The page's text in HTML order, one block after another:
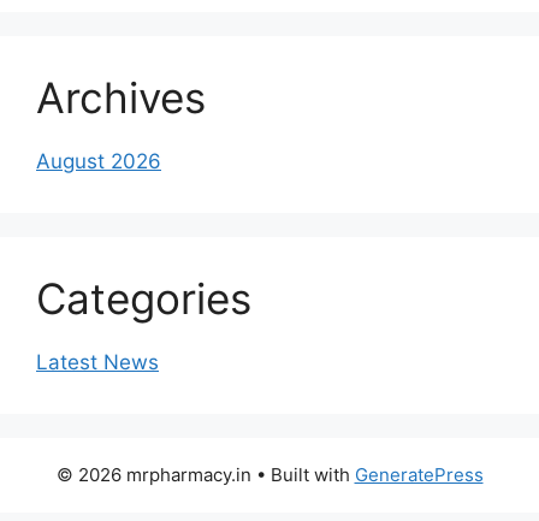
Archives
August 2026
Categories
Latest News
© 2026 mrpharmacy.in • Built with GeneratePress